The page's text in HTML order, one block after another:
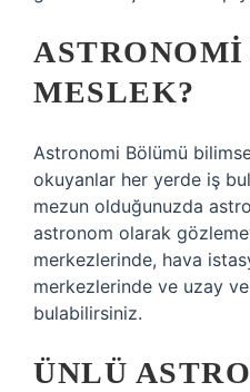
MESLEK?
Astronomi Bölümü
okuyanlar her yerde iş
mezun olduğunuzda
astronom olarak
merkezlerinde, hava
merkezlerinde ve uzay ve
bulabilirsiniz.
ÜNLÜ